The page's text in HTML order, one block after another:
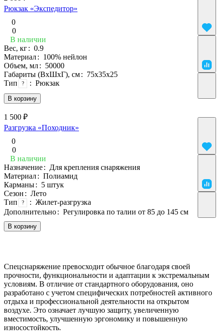
Рюкзак «Экспедитор»
0
0
В наличии
В корзину
Вес, кг: 0.9
Материал: 100% нейлон
Объем, мл: 50000
Габариты (ВхШхГ), см: 75х35х25
Тип
? : Рюкзак
1 500 ₽
Разгрузка «Походник»
0
0
В наличии
В корзину
Назначение: Для крепления снаряжения
Материал: Полиамид
Карманы: 5 штук
Сезон : Лето
Тип
? : Жилет-разгрузка
Дополнительно: Регулировка по талии от 85 до 145 см
Спецснаряжение превосходит обычное благодаря своей
прочности, функциональности и адаптации к экстремальным
условиям. В отличие от стандартного оборудования, оно
разработано с учетом специфических потребностей активного
отдыха и профессиональной деятельности на открытом
воздухе. Это означает лучшую защиту, увеличенную
вместимость, улучшенную эргономику и повышенную
износостойкость.